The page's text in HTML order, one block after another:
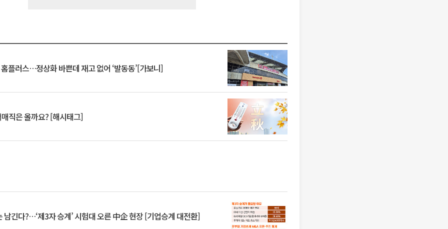
플러스…정상화 바쁜데 재고 없어 ‘발동동’[가보니]
직은 올까요? [해시태그]
남긴다?…‘제3자 승계’ 시험대 오른 中企 현장 [기업승계 대전환]